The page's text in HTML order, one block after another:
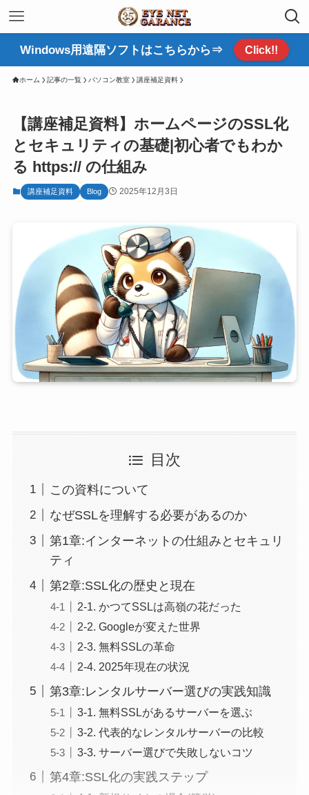
Windows用遠隔ソフトはこちらから⇒ Click!!
ホーム 記事の一覧 パソコン教室 講座補足資料
【講座補足資料】ホームページのSSL化
とセキュリティの基礎|初心者でもわか
る https:// の仕組み
講座補足資料 Blog 2025年12月3日
目次
この資料について
なぜSSLを理解する必要があるのか
第1章:インターネットの仕組みとセキュリ
ティ
第2章:SSL化の歴史と現在
2-1. かつてSSLは高嶺の花だった
2-2. Googleが変えた世界
2-3. 無料SSLの革命
2-4. 2025年現在の状況
第3章:レンタルサーバー選びの実践知識
3-1. 無料SSLがあるサーバーを選ぶ
3-2. 代表的なレンタルサーバーの比較
3-3. サーバー選びで失敗しないコツ
第4章:SSL化の実践ステップ